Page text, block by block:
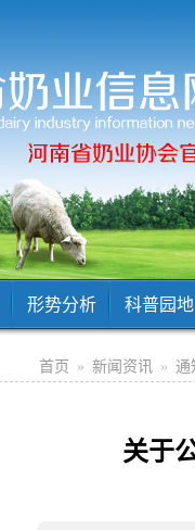
形势分析 科普园地
首页 » 新闻资讯 » 通
关于